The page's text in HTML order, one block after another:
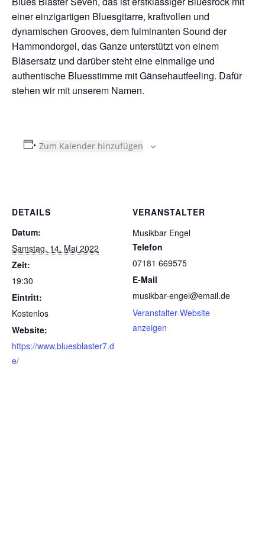
einer einzigartigen Bluesgitarre, kraftvollen und
dynamischen Grooves, dem fulminanten Sound der
Hammondorgel, das Ganze unterstützt von einem
Bläsersatz und darüber steht eine einmalige und
authentische Bluesstimme mit Gänsehautfeeling. Dafür
stehen wir mit unserem Namen.
Zum Kalender hinzufügen
DETAILS
Datum:
Samstag, 14. Mai 2022
Zeit:
19:30
Eintritt:
Kostenlos
Website:
https://www.bluesblaster7.d
e/
VERANSTALTER
Musikbar Engel
Telefon
07181 669575
E-Mail
musikbar-engel@email.de
Veranstalter-Website
anzeigen